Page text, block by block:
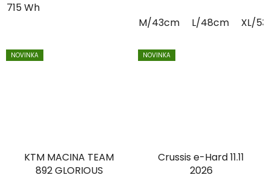
715 Wh
M/43cm L/48cm XL/
NOVINKA
KTM MACINA TEAM
892 GLORIOUS
NOVINKA
Crussis e-Hard 11.11
2026